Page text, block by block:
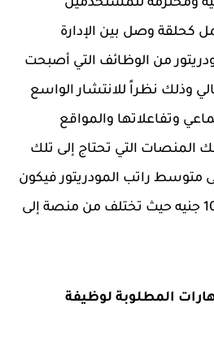
ومحترمة للمستخدمين
كحلقة وصل بين الإدارة
من الوظائف التي أصبحت
وذلك نظراً للانتشار الواسع
وتفاعلاتها والمواقع
المنصات التي تحتاج إلى تلك
متوسط راتب المودريتور فيكون
من 3000 جنيه إلى 10000 جنيه حيث تختلف من منصة إلى
المطلوبة لوظيفة